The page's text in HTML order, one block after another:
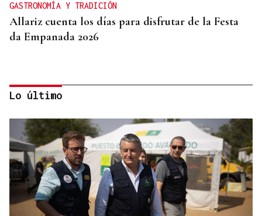
GASTRONOMÍA Y TRADICIÓN
Allariz cuenta los días para disfrutar de la Festa
da Empanada 2026
EXPOSICIÓN FOTOGRÁFICA
Lo último